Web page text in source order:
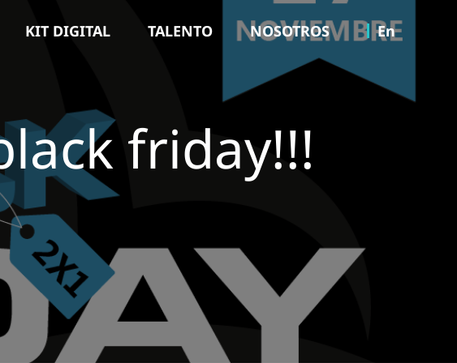
KIT DIGITAL TALENTO NOSOTROS En
friday!!!